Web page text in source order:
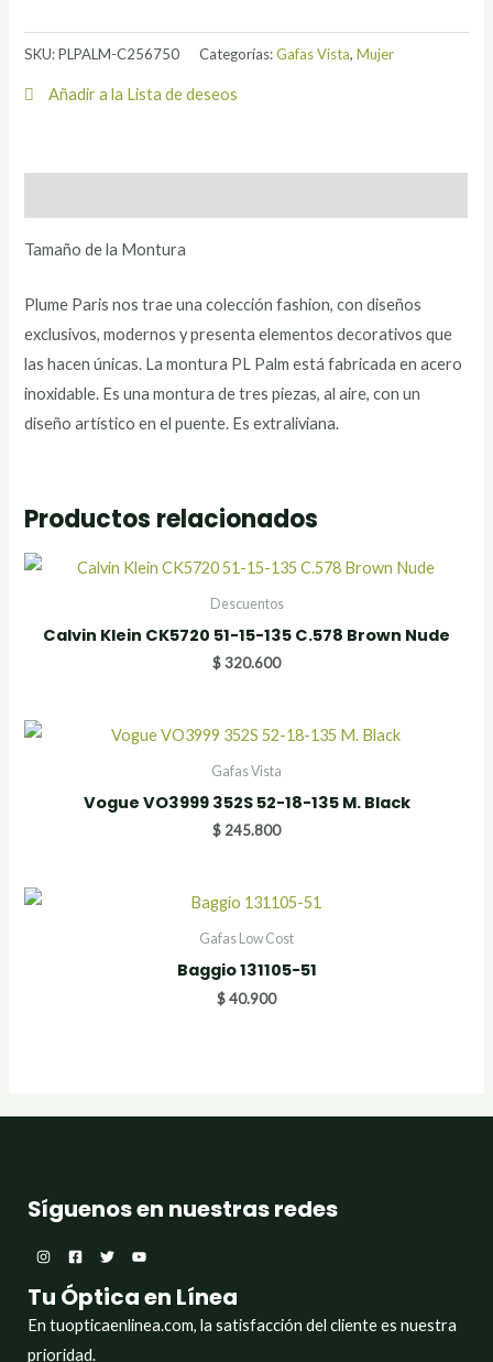
SKU:PLPALM-C256750 Categorías:Gafas Vista,Mujer
Añadir a la Lista de deseos
Tamaño de la Montura
Plume Paris nos trae una colección fashion, con diseños
exclusivos, modernos y presenta elementos decorativos que
las hacen únicas. La montura PL Palm está fabricada en acero
inoxidable. Es una montura de tres piezas, al aire, con un
diseño artístico en el puente. Es extraliviana.
Productos relacionados
Descuentos
Calvin Klein CK5720 51-15-135 C.578 Brown Nude
$320.600
Gafas Vista
Vogue VO3999 352S 52-18-135 M. Black
$ 245.800
Gafas Low Cost
Baggio 131105-51
$40.900
Síguenos en nuestras redes
Tu Óptica en Línea
En tuopticaenlinea.com, la satisfacción del cliente es nuestra
prioridad.